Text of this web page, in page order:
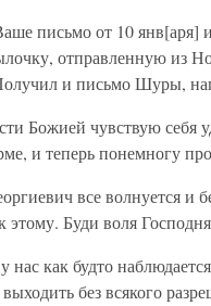
письмо от 10 янв[аря]
отправленную из
и письмо Шуры,
Божией чувствую себя
и теперь понемногу
все волнуется и
этому. Буди воля
нас как будто
без всякого